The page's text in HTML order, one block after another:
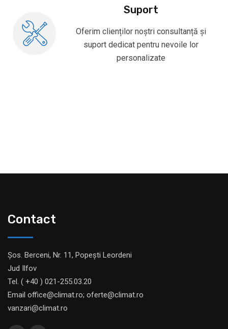
Suport
Oferim clienților noștri consultanță și
suport dedicat pentru nevoile lor
personalizate
Contact
Șos. Berceni, Nr. 11, Popești Leordeni
Jud Ilfov
Tel. ( +40 ) 021-255.03.20
Email office@climat.ro; oferte@climat.ro
vanzari@climat.ro